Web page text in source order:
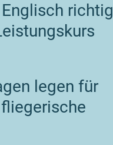
richtig
legen für